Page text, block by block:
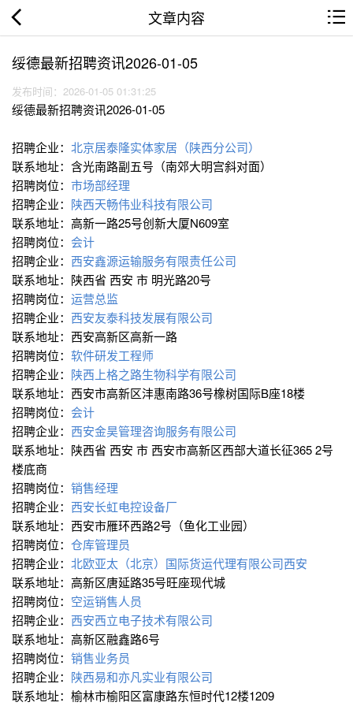
文章内容
绥德最新招聘资讯2026-01-05
发布时间：2026-01-05 01:31:25
绥德最新招聘资讯2026-01-05
招聘企业： 北京居泰隆实体家居（陕西分公司）
联系地址：含光南路副五号（南郊大明宫斜对面）
招聘岗位： 市场部经理
招聘企业： 陕西天畅伟业科技有限公司
联系地址：高新一路25号创新大厦N609室
招聘岗位： 会计
招聘企业： 西安鑫源运输服务有限责任公司
联系地址：陕西省 西安 市 明光路20号
招聘岗位： 运营总监
招聘企业： 西安友泰科技发展有限公司
联系地址：西安高新区高新一路
招聘岗位： 软件研发工程师
招聘企业： 陕西上格之路生物科学有限公司
联系地址：西安市高新区沣惠南路36号橡树国际B座18楼
招聘岗位： 会计
招聘企业： 西安金昊管理咨询服务有限公司
联系地址：陕西省 西安 市 西安市高新区西部大道长征365 2号
楼底商
招聘岗位： 销售经理
招聘企业： 西安长虹电控设备厂
联系地址：西安市雁环西路2号（鱼化工业园）
招聘岗位： 仓库管理员
招聘企业： 北欧亚太（北京）国际货运代理有限公司西安
联系地址：高新区唐延路35号旺座现代城
招聘岗位： 空运销售人员
招聘企业： 西安西立电子技术有限公司
联系地址：高新区融鑫路6号
招聘岗位： 销售业务员
招聘企业： 陕西易和亦凡实业有限公司
联系地址：榆林市榆阳区富康路东恒时代12楼1209